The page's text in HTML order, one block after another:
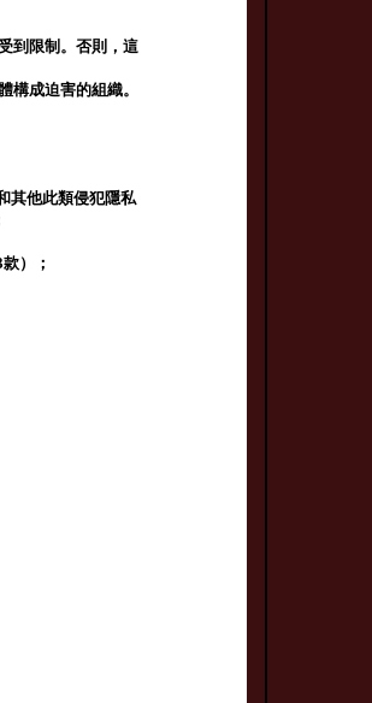
到限制。否則，這
構成迫害的組織。
其他此類侵犯隱私
）；